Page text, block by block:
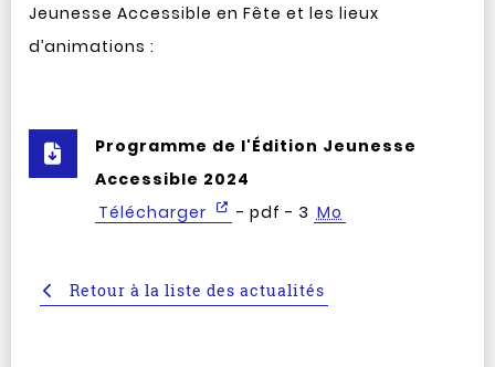
Jeunesse Accessible en Fête et les lieux
d’animations :
Programme de l'Édition Jeunesse
Accessible 2024
Télécharger
- pdf - 3 Mo
Retour à la liste des actualités